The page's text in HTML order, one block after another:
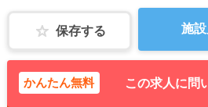
保存する 施
かんたん無料 この求人に問